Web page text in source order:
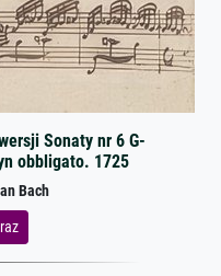
Sonaty nr 6 G-
obbligato. 1725
Bach